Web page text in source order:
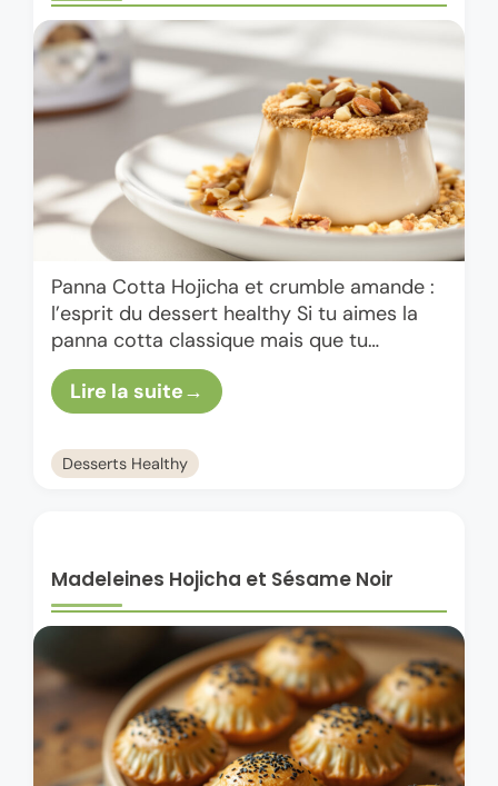
Panna Cotta Hojicha et crumble amande :
l’esprit du dessert healthy Si tu aimes la
panna cotta classique mais que tu
cherches une version plus healthy, un peu
twistée et …
Lire la suite
Desserts Healthy
Madeleines Hojicha et Sésame Noir